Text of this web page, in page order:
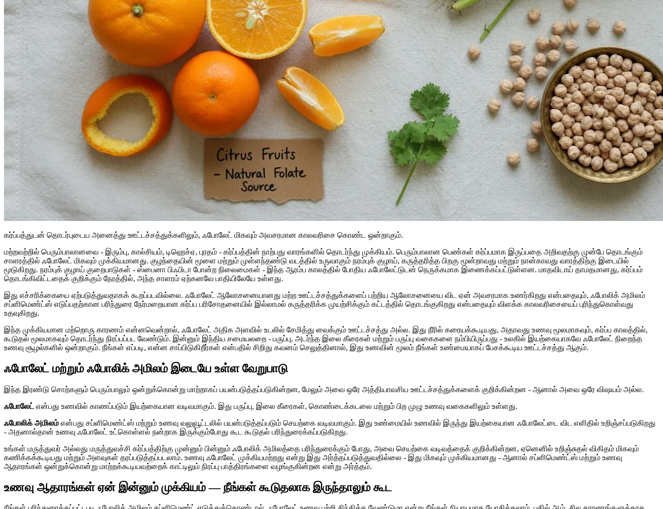
கர்ப்பத்துடன் தொடர்புடைய அனைத்து ஊட்டச்சத்துக்களிலும், ஃபோலேட் மிகவும் அவசரமான காலவரிசை கொண்ட ஒன்றாகும்.
மற்றவற்றில் பெரும்பாலானவை - இரும்பு, கால்சியம், டிஹெச்ஏ, புரதம் - கர்ப்பத்தின் நாற்பது வாரங்களில் தொடர்ந்து முக்கியம். பெரும்பாலான பெண்கள் கர்ப்பமாக இருப்பதை அறிவதற்கு முன்பே தொடங்கும்
சாளரத்தில் ஃபோலேட் மிகவும் முக்கியமானது. குழந்தையின் மூளை மற்றும் முள்ளந்தண்டு வடத்தில் உருவாகும் நரம்புக் குழாய், கருத்தரித்த பிறகு மூன்றாவது மற்றும் நான்காவது வாரத்திற்கு இடையில்
மூடுகிறது. நரம்புக் குழாய் குறைபாடுகள் - ஸ்பைனா பிஃபிடா போன்ற நிலைமைகள் - இந்த ஆரம்ப காலத்தில் போதிய ஃபோலேட்டுடன் நெருக்கமாக இணைக்கப்பட்டுள்ளன. மாதவிடாய் தாமதமானது, கர்ப்பம்
தொடங்கிவிட்டதைக் குறிக்கும் நேரத்தில், அந்த சாளரம் ஏற்கனவே பாதியிலேயே உள்ளது.
இது எச்சரிக்கையை ஏற்படுத்துவதாகக் கூறப்படவில்லை. ஃபோலேட் ஆலோசனையானது மற்ற ஊட்டச்சத்துக்களைப் பற்றிய ஆலோசனையை விட ஏன் அவசரமாக உணர்கிறது என்பதையும், ஃபோலிக் அமிலம்
சப்ளிமெண்ட்ஸ் எடுப்பதற்கான பரிந்துரை நேர்மறையான கர்ப்ப பரிசோதனையில் இல்லாமல் கருத்தரிக்க முயற்சிக்கும் கட்டத்தில் தொடங்குகிறது என்பதையும் விளக்க காலவரிசையைப் புரிந்துகொள்வது
உதவுகிறது.
இந்த முக்கியமான மற்றொரு காரணம் என்னவென்றால், ஃபோலேட் அதிக அளவில் உடலில் சேமித்து வைக்கும் ஊட்டச்சத்து அல்ல. இது நீரில் கரையக்கூடியது, அதாவது உணவு மூலமாகவும், கர்ப்ப காலத்தில்,
கூடுதல் மூலமாகவும் தொடர்ந்து நிரப்பப்பட வேண்டும். இன்னும் இந்திய சமையலறை - பருப்பு, அடர்ந்த இலை கீரைகள் மற்றும் பருப்பு வகைகளை நம்பியிருப்பது - உலகில் இயற்கையாகவே ஃபோலேட் நிறைந்த
உணவு சூழல்களில் ஒன்றாகும். நீங்கள் எப்படி, என்ன சாப்பிடுகிறீர்கள் என்பதில் சிறிது கவனம் செலுத்தினால், இது உணவின் மூலம் நீங்கள் உண்மையாகப் பேசக்கூடிய ஊட்டச்சத்து ஆகும்.
ஃபோலேட் மற்றும் ஃபோலிக் அமிலம் இடையே உள்ள வேறுபாடு
இந்த இரண்டு சொற்களும் பெரும்பாலும் ஒன்றுக்கொன்று மாற்றாகப் பயன்படுத்தப்படுகின்றன, மேலும் அவை ஒரே அத்தியாவசிய ஊட்டச்சத்துக்களைக் குறிக்கின்றன - ஆனால் அவை ஒரே விஷயம் அல்ல.
ஃபோலேட் என்பது உணவில் காணப்படும் இயற்கையான வடிவமாகும். இது பருப்பு, இலை கீரைகள், கொண்டைக்கடலை மற்றும் பிற முழு உணவு வகைகளிலும் உள்ளது.
ஃபோலிக் அமிலம் என்பது சப்ளிமெண்ட்ஸ் மற்றும் உணவு வலுவூட்டலில் பயன்படுத்தப்படும் செயற்கை வடிவமாகும். இது உண்மையில் உணவில் இருந்து இயற்கையான ஃபோலேட்டை விட எளிதில் உறிஞ்சப்படுகிறது
- அதனால்தான் உணவு ஃபோலேட் உட்கொள்ளல் நன்றாக இருக்கும்போது கூட கூடுதல் பரிந்துரைக்கப்படுகிறது.
உங்கள் மருத்துவர் அல்லது மருத்துவச்சி கர்ப்பத்திற்கு முன்னும் பின்னும் ஃபோலிக் அமிலத்தை பரிந்துரைக்கும் போது, ​​அவை செயற்கை வடிவத்தைக் குறிக்கின்றன, ஏனெனில் உறிஞ்சுதல் விகிதம் மிகவும்
கணிக்கக்கூடியது மற்றும் அளவுகள் தரப்படுத்தப்படலாம். உணவு ஃபோலேட் முக்கியமற்றது என்று இது அர்த்தப்படுத்துவதில்லை - இது மிகவும் முக்கியமானது - ஆனால் சப்ளிமெண்ட்ஸ் மற்றும் உணவு
ஆதாரங்கள் ஒன்றுக்கொன்று மாற்றக்கூடியவற்றைக் காட்டிலும் நிரப்பு பாத்திரங்களை வழங்குகின்றன என்று அர்த்தம்.
உணவு ஆதாரங்கள் ஏன் இன்னும் முக்கியம் — நீங்கள் கூடுதலாக இருந்தாலும் கூட